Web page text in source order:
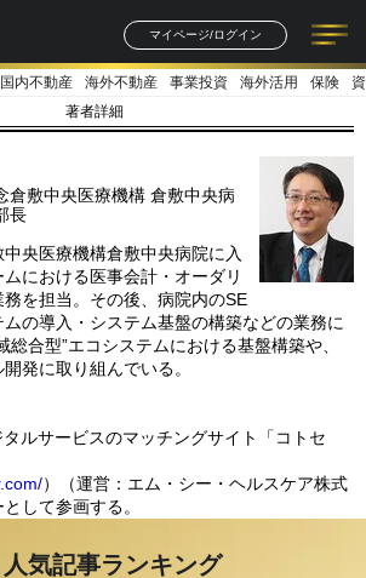
マイページ/ログイン
記事一覧 連載一覧
著者一覧 書籍一覧
国内不動産 海外不動産 事業投資 海外活用 保険
著者詳細
倉敷中央医療機構 倉敷中央病
長
中央医療機構倉敷中央病院に入
における医事会計・オーダリ
を担当。その後、病院内のSE
の導入・システム基盤の構築などの業務に
総合型”エコシステムにおける基盤構築や、
発に取り組んでいる。
ルサービスのマッチングサイト「コトセ
）（運営：エム・シー・ヘルスケア株式
して参画する。
人気記事ランキング